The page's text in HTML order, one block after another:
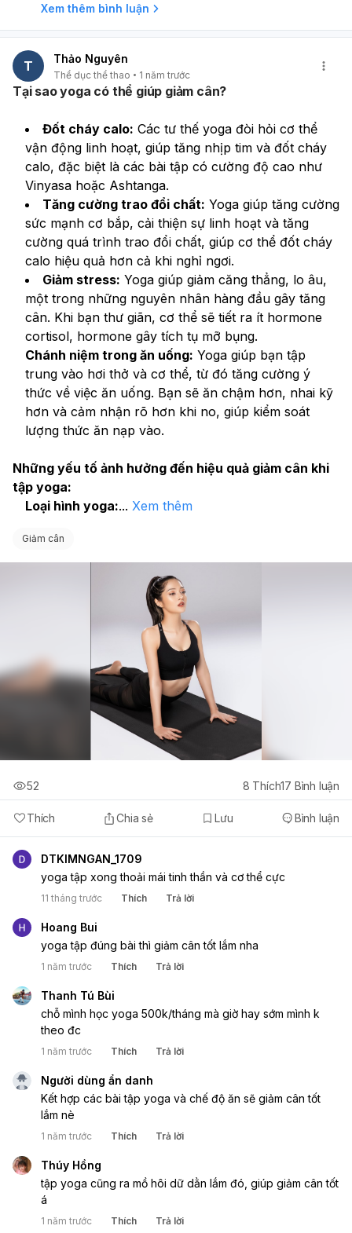
Xem thêm bình luận
T Thảo Nguyên
Thể dục thể thao 1 năm trước
Tại sao yoga có thể giúp giảm cân?
Đốt cháy calo: Các tư thế yoga đòi hỏi cơ thể
vận động linh hoạt, giúp tăng nhịp tim và đốt cháy
calo, đặc biệt là các bài tập có cường độ cao như
Vinyasa hoặc Ashtanga.
Tăng cường trao đổi chất: Yoga giúp tăng cường
sức mạnh cơ bắp, cải thiện sự linh hoạt và tăng
cường quá trình trao đổi chất, giúp cơ thể đốt cháy
calo hiệu quả hơn cả khi nghỉ ngơi.
Giảm stress: Yoga giúp giảm căng thẳng, lo âu,
một trong những nguyên nhân hàng đầu gây tăng
cân. Khi bạn thư giãn, cơ thể sẽ tiết ra ít hormone
cortisol, hormone gây tích tụ mỡ bụng.
Chánh niệm trong ăn uống: Yoga giúp bạn tập
trung vào hơi thở và cơ thể, từ đó tăng cường ý
thức về việc ăn uống. Bạn sẽ ăn chậm hơn, nhai kỹ
hơn và cảm nhận rõ hơn khi no, giúp kiểm soát
lượng thức ăn nạp vào.
Những yếu tố ảnh hưởng đến hiệu quả giảm cân khi
tập yoga:
Loại hình yoga:... Xem thêm
Giảm cân
Thích Chia sẻ Lưu Bình luận
52 8 Thích17 Bình luận
DTKIMNGAN_1709
yoga tập xong thoải mái tinh thần và cơ thể cực
11 tháng trước Thích Trả lời
Hoang Bui
yoga tập đúng bài thì giảm cân tốt lắm nha
1 năm trước Thích Trả lời
Thanh Tú Bùi
chỗ mình học yoga 500k/tháng mà giờ hay sớm mình k
theo đc
1 năm trước Thích Trả lời
Người dùng ẩn danh
Kết hợp các bài tập yoga và chế độ ăn sẽ giảm cân tốt
lắm nè
1 năm trước Thích Trả lời
Thúy Hồng
tập yoga cũng ra mồ hôi dữ dằn lắm đó, giúp giảm cân tốt
á
1 năm trước Thích Trả lời